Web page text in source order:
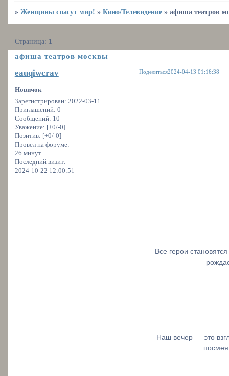
»Женщины спасут мир! »Кино/Телевидение »афиша театров
афиша театров москвы
Страница: 1
Поделиться2024-04-13 01:16:38
eauqiwcrav
Новичок
Зарегистрирован: 2022-03-11
Приглашений: 0
Сообщений: 10
Уважение: [+0/-0]
Позитив: [+0/-0]
Провел на форуме:
26 минут
Последний визит:
2024-10-22 12:00:51
Все герои
Наш вечер — это